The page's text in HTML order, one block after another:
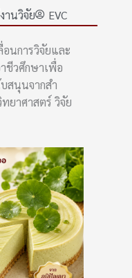
านวิจัย EVC
อนการวิจัยและ
ชีวศึกษาเพื่อ
สนุนจากสํา
ยาศาสตร์ วิจัย